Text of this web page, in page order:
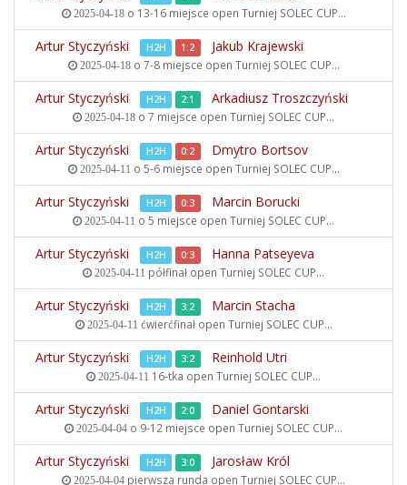
2025-04-18o 13-16 miejsce open Turniej SOLEC CUP...
Artur Styczyński H2H 1:2 Jakub Krajewski
2025-04-18o 7-8 miejsce open Turniej SOLEC CUP...
Artur Styczyński H2H 2:1 Arkadiusz Troszczyński
2025-04-18 o 7 miejsce open Turniej SOLEC CUP...
Artur Styczyński H2H 0:2 Dmytro Bortsov
2025-04-11 o 5-6 miejsce open Turniej SOLEC CUP...
Artur Styczyński H2H 0:3 Marcin Borucki
2025-04-11 o 5 miejsce open Turniej SOLEC CUP...
Artur Styczyński H2H 0:3 Hanna Patseyeva
2025-04-11 półfinał open Turniej SOLEC CUP...
Artur Styczyński H2H 3:2 Marcin Stacha
2025-04-11 ćwierćfinał open Turniej SOLEC CUP...
Artur Styczyński H2H 3:2 Reinhold Utri
2025-04-11 16-tka open Turniej SOLEC CUP...
Artur Styczyński H2H 2:0 Daniel Gontarski
2025-04-04 o 9-12 miejsce open Turniej SOLEC CUP...
Artur Styczyński H2H 3:0 Jarosław Król
2025-04-04 pierwsza runda open Turniej SOLEC CUP...